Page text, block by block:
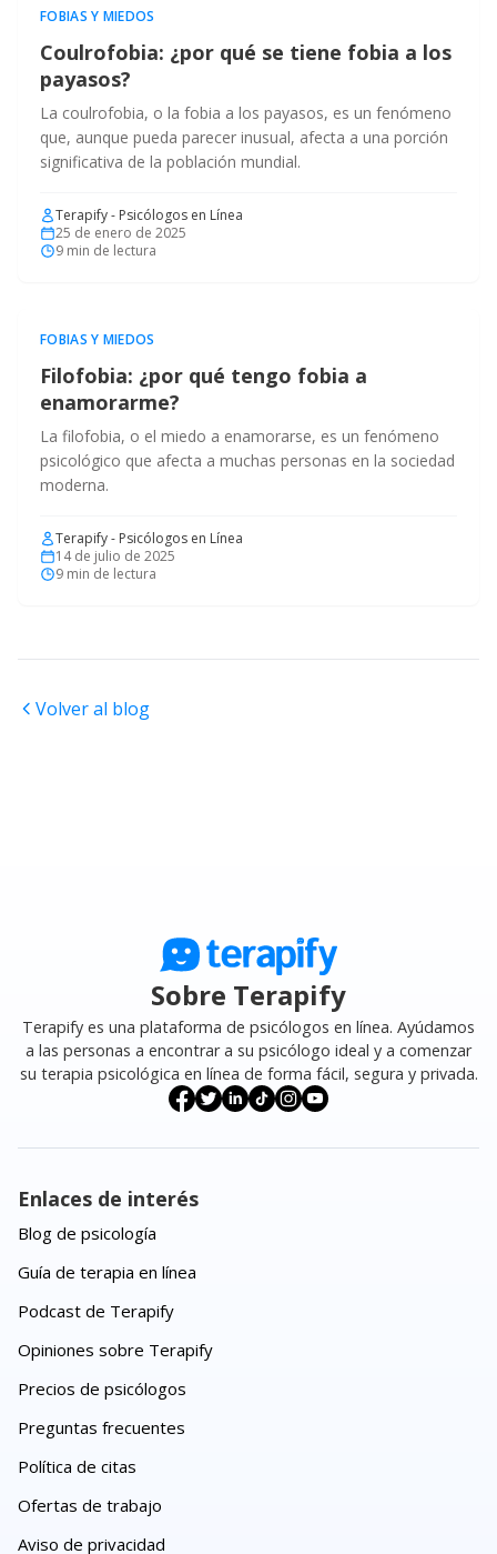
FOBIAS Y MIEDOS
Coulrofobia: ¿por qué se tiene fobia a los
payasos?
La coulrofobia, o la fobia a los payasos, es un fenómeno
que, aunque pueda parecer inusual, afecta a una porción
significativa de la población mundial.
Terapify - Psicólogos en Línea
25 de enero de 2025
9 min de lectura
FOBIAS Y MIEDOS
Filofobia: ¿por qué tengo fobia a
enamorarme?
La filofobia, o el miedo a enamorarse, es un fenómeno
psicológico que afecta a muchas personas en la sociedad
moderna.
Terapify - Psicólogos en Línea
14 de julio de 2025
9 min de lectura
Volver al blog
Sobre Terapify
Terapify es una plataforma de psicólogos en línea. Ayúdamos
a las personas a encontrar a su psicólogo ideal y a comenzar
su terapia psicológica en línea de forma fácil, segura y privada.
Enlaces de interés
Blog de psicología
Guía de terapia en línea
Podcast de Terapify
Opiniones sobre Terapify
Precios de psicólogos
Preguntas frecuentes
Política de citas
Ofertas de trabajo
Aviso de privacidad